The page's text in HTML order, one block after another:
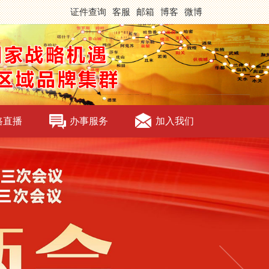
微博
博客
邮箱
客服
证件查询
直播 办事服务 加入我们